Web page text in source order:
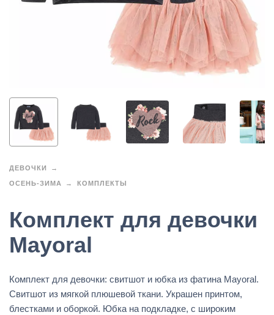
ДЕВОЧКИ
ОСЕНЬ-ЗИМА КОМПЛЕКТЫ
Комплект для девочки
Mayoral
Комплект для девочки: свитшот и юбка из фатина Mayoral.
Свитшот из мягкой плюшевой ткани. Украшен принтом,
блестками и оборкой. Юбка на подкладке, с широким